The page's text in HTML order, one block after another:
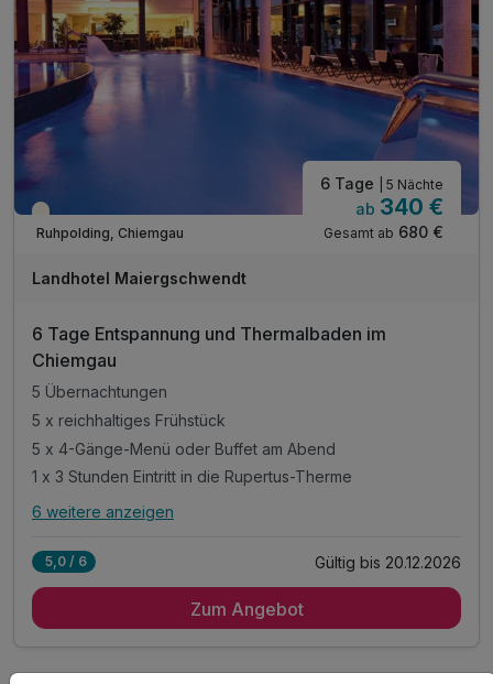
inkl. Nutzung des öffentlichen Nahverkehrs**
inkl. Chiemgau Card mit vielen weiteren Angeboten
Nutzung des Saunabereichs im Hotel
Teilweise ausgelastet
Ruhpolding, Chiemgau
6 Tage | 5 Nächte
ab 340 €
Gesamt ab 680 €
Landhotel Maiergschwendt
6 Tage Entspannung und Thermalbaden im
Chiemgau
5 Übernachtungen
5 x reichhaltiges Frühstück
5 x 4-Gänge-Menü oder Buffet am Abend
1 x 3 Stunden Eintritt in die Rupertus-Therme
Alle Inklusivleistungen
5 x reichhaltiges Frühstück
6 weitere anzeigen
5,0 / 6 Gültig bis 20.12.2026
Zum Angebot